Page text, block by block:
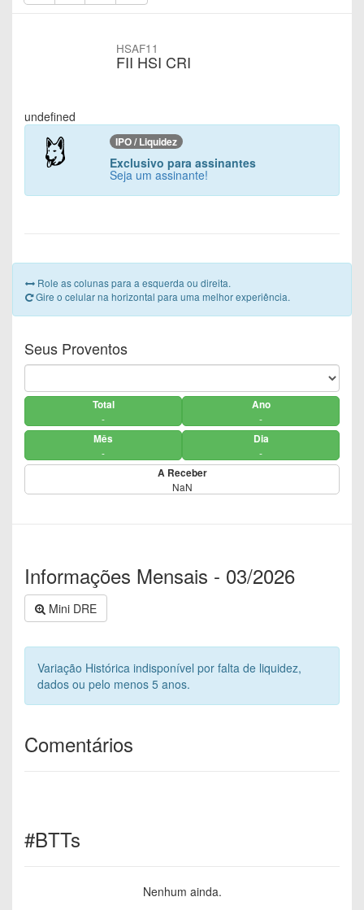
HSAF11
FII HSI CRI
undefined
IPO / Liquidez
Exclusivo para assinantes
Seja um assinante!
Role as colunas para a esquerda ou direita.
Gire o celular na horizontal para uma melhor experiência.
Seus Proventos
Total
-
Ano
-
Mês
-
Dia
-
A Receber
NaN
Informações Mensais - 03/2026
Mini DRE
Variação Histórica indisponível por falta de liquidez,
dados ou pelo menos 5 anos.
Comentários
#BTTs
Nenhum ainda.